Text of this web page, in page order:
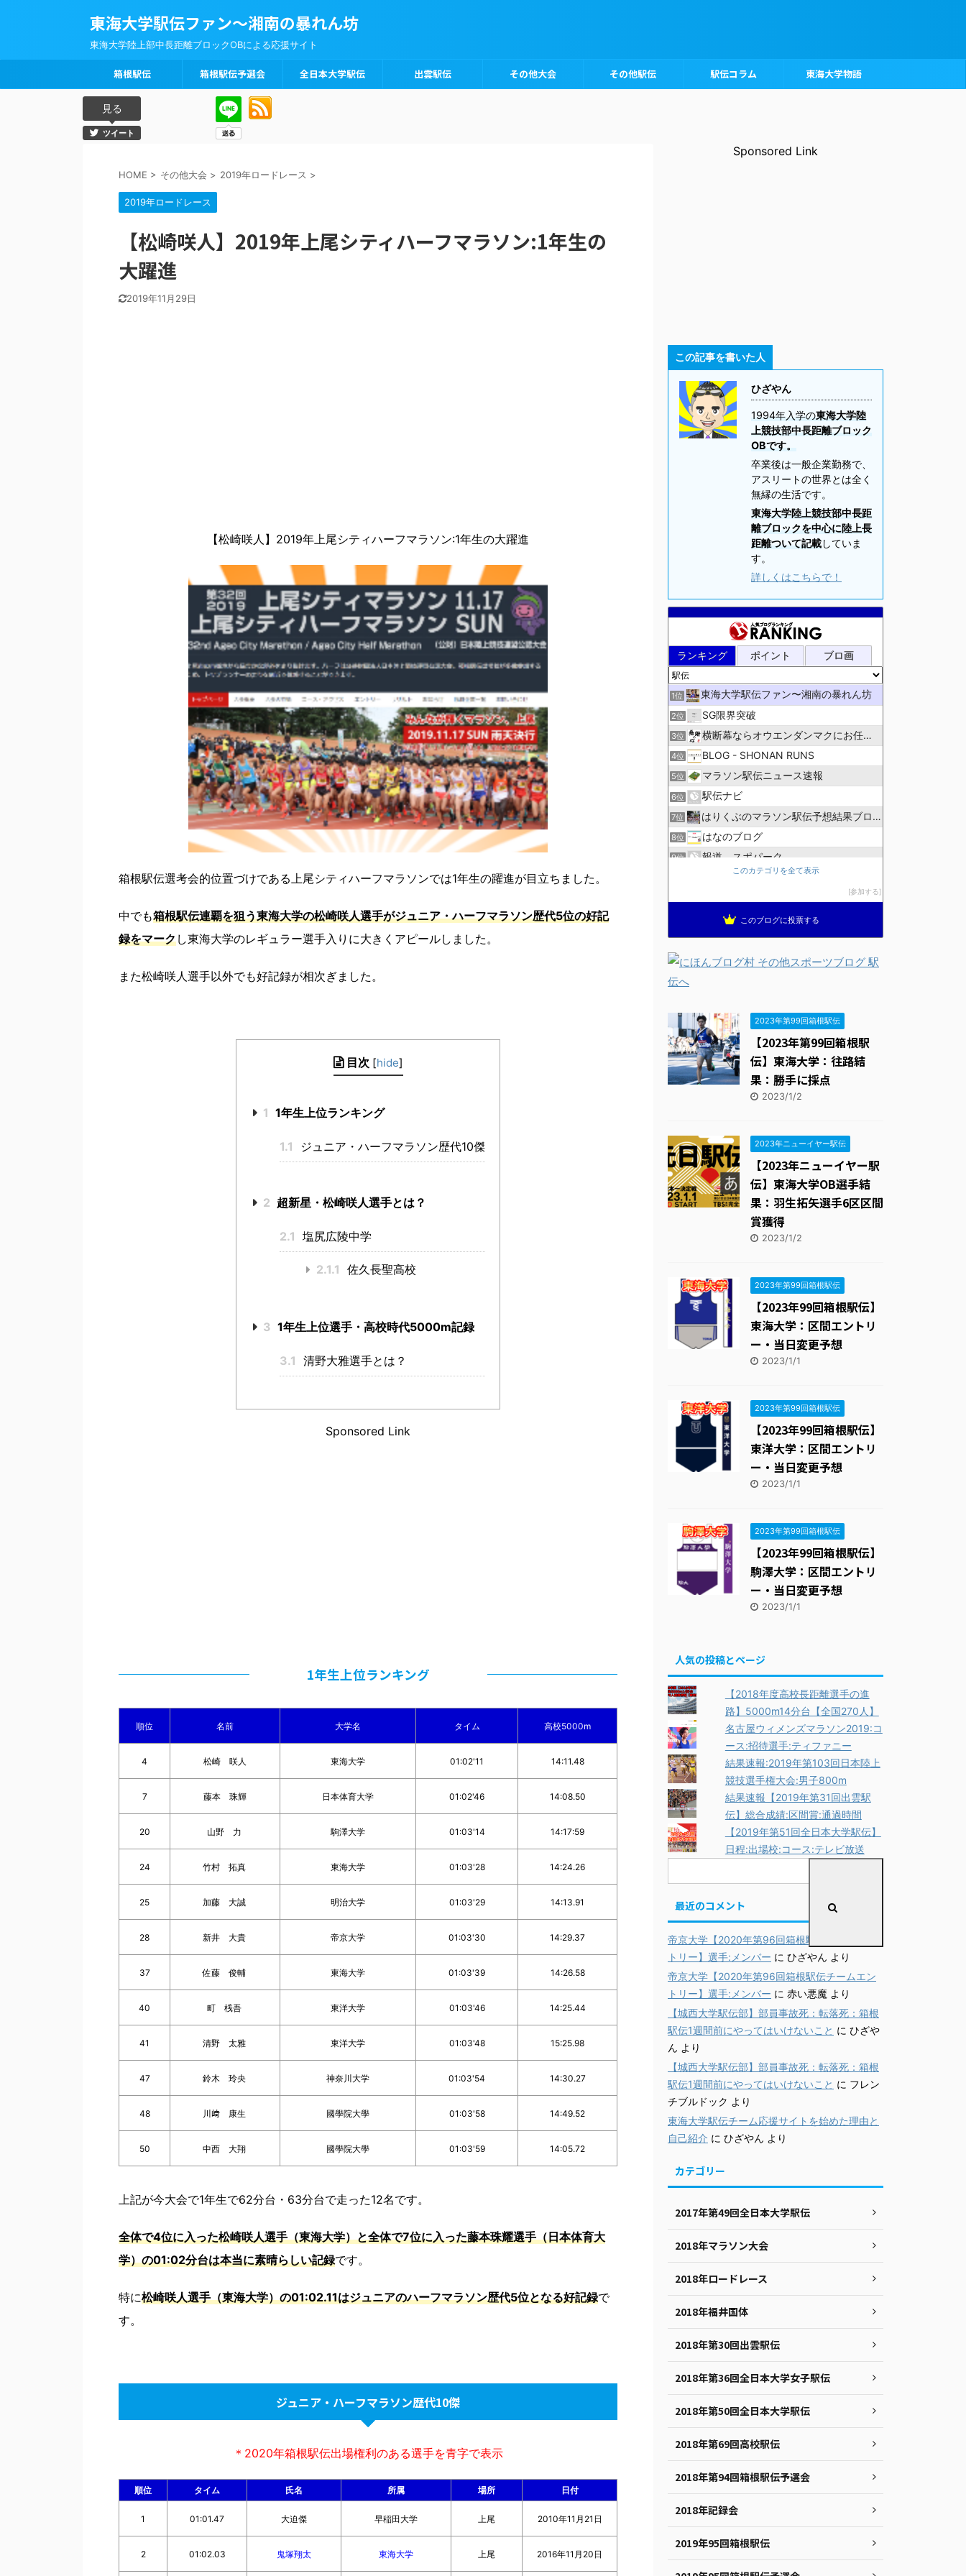
東海大学駅伝ファン～湘南の暴れん坊
東海大学陸上部中長距離ブロックOBによる応援サイト
箱根駅伝 箱根駅伝予選会 全日本大学駅伝 出雲駅伝 その他大会 その他駅伝 駅伝コラム 東海大学物語
見る
ツイート
HOME > その他大会 > 2019年ロードレース >
2019年ロードレース
【松崎咲人】2019年上尾シティハーフマラソン:1年生の
大躍進
2019年11月29日
【松崎咲人】2019年上尾シティハーフマラソン:1年生の大躍進
箱根駅伝選考会的位置づけである上尾シティハーフマラソンでは1年生の躍進が目立ちました。
中でも箱根駅伝連覇を狙う東海大学の松崎咲人選手がジュニア・ハーフマラソン歴代5位の好記
録をマークし東海大学のレギュラー選手入りに大きくアピールしました。
また松崎咲人選手以外でも好記録が相次ぎました。
目次 [hide]
1 1年生上位ランキング
1.1 ジュニア・ハーフマラソン歴代10傑
2 超新星・松崎咲人選手とは？
2.1 塩尻広陵中学
2.1.1 佐久長聖高校
3 1年生上位選手・高校時代5000m記録
3.1 清野大雅選手とは？
Sponsored Link
1年生上位ランキング
順位 名前 大学名 タイム 高校5000m
4 松崎 咲人 東海大学 01:02'11 14:11.48
7 藤本 珠輝 日本体育大学 01:02'46 14:08.50
20 山野 力 駒澤大学 01:03'14 14:17:59
24 竹村 拓真 東海大学 01:03'28 14:24.26
25 加藤 大誠 明治大学 01:03'29 14:13.91
28 新井 大貴 帝京大学 01:03'30 14:29.37
37 佐藤 俊輔 東海大学 01:03'39 14:26.58
40 町 桟吾 東洋大学 01:03'46 14:25.44
41 清野 太雅 東洋大学 01:03'48 15:25.98
47 鈴木 玲央 神奈川大学 01:03'54 14:30.27
48 川﨑 康生 國學院大學 01:03'58 14:49.52
50 中西 大翔 國學院大學 01:03'59 14:05.72
上記が今大会で1年生で62分台・63分台で走った12名です。
全体で4位に入った松崎咲人選手（東海大学）と全体で7位に入った藤本珠耀選手（日本体育大
学）の01:02分台は本当に素晴らしい記録です。
特に松崎咲人選手（東海大学）の01:02.11はジュニアのハーフマラソン歴代5位となる好記録で
す。
ジュニア・ハーフマラソン歴代10傑
＊2020年箱根駅伝出場権利のある選手を青字で表示
順位 タイム 氏名 所属 場所 日付
1 01:01.47 大迫傑 早稲田大学 上尾 2010年11月21日
2 01:02.03 鬼塚翔太 東海大学 上尾 2016年11月20日
Sponsored Link
この記事を書いた人
ひざやん
1994年入学の東海大学陸
上競技部中長距離ブロック
OBです。
卒業後は一般企業勤務で、
アスリートの世界とは全く
無縁の生活です。
東海大学陸上競技部中長距
離ブロックを中心に陸上長
距離ついて記載していま
す。
詳しくはこちらで！
ランキング ポイント ブロ画
1位 東海大学駅伝ファン〜湘南の暴れん坊
2位 SG限界突破
3位 横断幕ならオウエンダンマクにお任せ！
4位 BLOG - SHONAN RUNS
5位 マラソン駅伝ニュース速報
6位 駅伝ナビ
7位 はりくぶのマラソン駅伝予想結果ブログ
8位 はなのブログ
9位 報道 スポパーク
高校駅伝ファン
ほぼニートの資格取得日記（マラソン編）
13位 ブレインランナーズのマラソン日記
14位 全国高校駅伝速報
15位
このカテゴリを全て表示
参加する
このブログに投票する
2023年第99回箱根駅伝
【2023年第99回箱根駅
伝】東海大学：往路結
果：勝手に採点
2023/1/2
2023年ニューイヤー駅伝
【2023年ニューイヤー駅
伝】東海大学OB選手結
果：羽生拓矢選手6区区間
賞獲得
2023/1/2
2023年第99回箱根駅伝
【2023年99回箱根駅伝】
東海大学：区間エントリ
ー・当日変更予想
2023/1/1
2023年第99回箱根駅伝
【2023年99回箱根駅伝】
東洋大学：区間エントリ
ー・当日変更予想
2023/1/1
2023年第99回箱根駅伝
【2023年99回箱根駅伝】
駒澤大学：区間エントリ
ー・当日変更予想
2023/1/1
人気の投稿とページ
【2018年度高校長距離選手の進
路】5000m14分台【全国270人】
名古屋ウィメンズマラソン2019:コ
ース:招待選手:ティファニー
結果速報:2019年第103回日本陸上
競技選手権大会:男子800m
結果速報【2019年第31回出雲駅
伝】総合成績:区間賞:通過時間
【2019年第51回全日本大学駅伝】
日程:出場校:コース:テレビ放送
最近のコメント
帝京大学【2020年第96回箱根駅伝チームエン
トリー】選手:メンバー に ひざやん より
帝京大学【2020年第96回箱根駅伝チームエン
トリー】選手:メンバー に 赤い悪魔 より
【城西大学駅伝部】部員事故死：転落死：箱根
駅伝1週間前にやってはいけないこと に ひざや
ん より
【城西大学駅伝部】部員事故死：転落死：箱根
駅伝1週間前にやってはいけないこと に フレン
チブルドック より
東海大学駅伝チーム応援サイトを始めた理由と
自己紹介 に ひざやん より
カテゴリー
2017年第49回全日本大学駅伝
2018年マラソン大会
2018年ロードレース
2018年福井国体
2018年第30回出雲駅伝
2018年第36回全日本大学女子駅伝
2018年第50回全日本大学駅伝
2018年第69回高校駅伝
2018年第94回箱根駅伝予選会
2018年記録会
2019年95回箱根駅伝